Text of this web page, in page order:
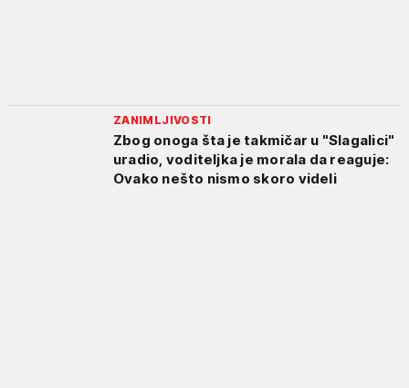
ZANIMLJIVOSTI
Zbog onoga šta je takmičar u "Slagalici"
uradio, voditeljka je morala da reaguje:
Ovako nešto nismo skoro videli